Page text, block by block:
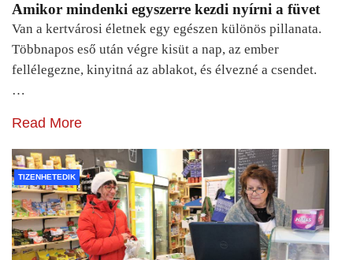
Amikor mindenki egyszerre kezdi nyírni a füvet
Van a kertvárosi életnek egy egészen különös pillanata.
Többnapos eső után végre kisüt a nap, az ember
fellélegezne, kinyitná az ablakot, és élvezné a csendet.
…
Read More
TIZENHETEDIK